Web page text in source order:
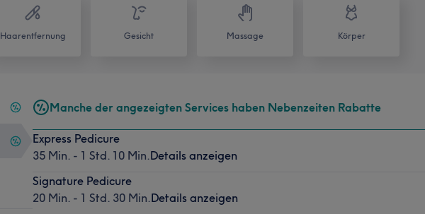
Haarentfernung Gesicht Massage Körper
Manche der angezeigten Services haben Nebenzeiten Rabatte
Express Pedicure
35 Min. - 1 Std. 10 Min.Details anzeigen
Signature Pedicure
20 Min. - 1 Std. 30 Min.Details anzeigen